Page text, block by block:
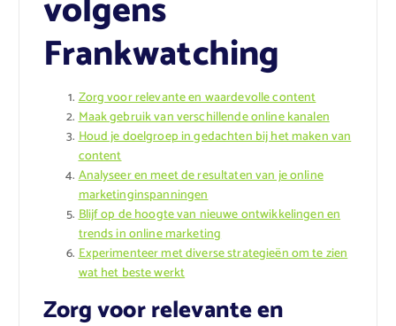
Frankwatching
Zorg voor relevante en waardevolle content
Maak gebruik van verschillende online kanalen
Houd je doelgroep in gedachten bij het maken van
content
Analyseer en meet de resultaten van je online
marketinginspanningen
Blijf op de hoogte van nieuwe ontwikkelingen en
trends in online marketing
Experimenteer met diverse strategieën om te zien
wat het beste werkt
Zorg voor relevante en